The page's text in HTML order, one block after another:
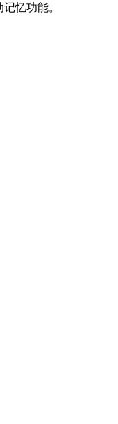
忆功能。